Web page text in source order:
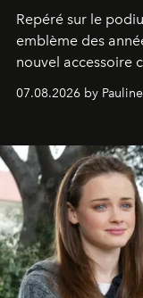
Repéré sur le
emblème des
nouvel accessoire
s'arrachent déjà.
07.08.2026 by